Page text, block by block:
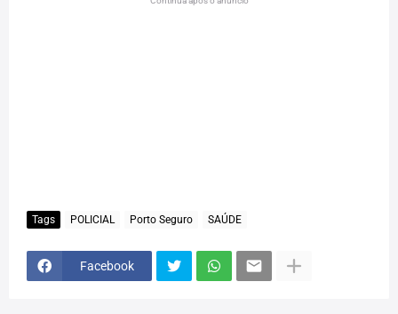
Tags POLICIAL Porto Seguro SAÚDE
Facebook